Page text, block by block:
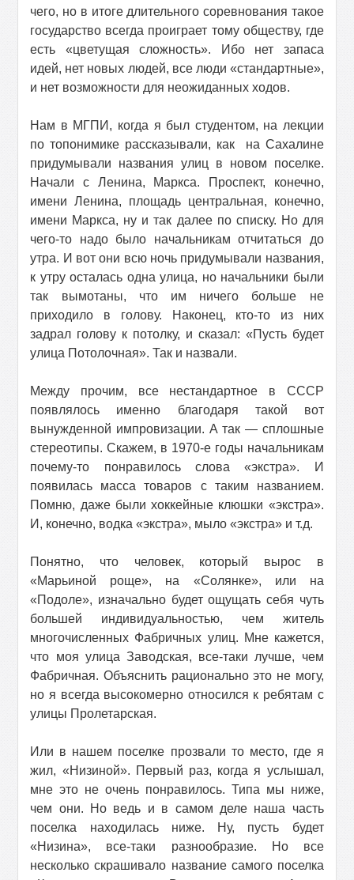
чего, но в итоге длительного соревнования такое
государство всегда проиграет тому обществу, где
есть «цветущая сложность». Ибо нет запаса
идей, нет новых людей, все люди «стандартные»,
и нет возможности для неожиданных ходов.
Нам в МГПИ, когда я был студентом, на лекции
по топонимике рассказывали, как
на Сахалине
придумывали названия улиц в новом поселке.
Начали с Ленина, Маркса. Проспект, конечно,
имени Ленина, площадь центральная, конечно,
имени Маркса, ну и так далее по списку. Но для
чего-то надо было начальникам отчитаться до
утра. И вот они всю ночь придумывали названия,
к утру осталась одна улица, но начальники были
так вымотаны, что им ничего больше не
приходило в голову. Наконец, кто-то из них
задрал голову к потолку, и сказал: «Пусть будет
улица Потолочная». Так и назвали.
Между прочим, все нестандартное в СССР
появлялось именно благодаря такой вот
вынужденной импровизации. А так — сплошные
стереотипы. Скажем, в 1970-е годы начальникам
почему-то понравилось слова «экстра». И
появилась масса товаров с таким названием.
Помню, даже были хоккейные клюшки «экстра».
И, конечно, водка «экстра», мыло «экстра» и т.д.
Понятно, что человек, который вырос в
«Марьиной роще», на «Солянке», или на
«Подоле», изначально будет ощущать себя чуть
большей индивидуальностью, чем житель
многочисленных Фабричных улиц. Мне кажется,
что моя улица Заводская, все-таки лучше, чем
Фабричная. Объяснить рационально это не могу,
но я всегда высокомерно относился к ребятам с
улицы Пролетарская.
Или в нашем поселке прозвали то место, где я
жил, «Низиной». Первый раз, когда я услышал,
мне это не очень понравилось. Типа мы ниже,
чем они. Но ведь и в самом деле наша часть
поселка находилась ниже. Ну, пусть будет
«Низина», все-таки разнообразие. Но все
несколько скрашивало название самого поселка